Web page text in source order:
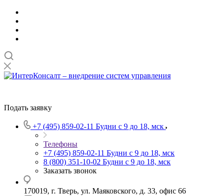
Подать заявку
+7 (495) 859-02-11 Будни с 9 до 18, мск
Телефоны
+7 (495) 859-02-11 Будни с 9 до 18, мск
8 (800) 351-10-02 Будни с 9 до 18, мск
Заказать звонок
170019, г. Тверь, ул. Маяковского, д. 33, офис 66